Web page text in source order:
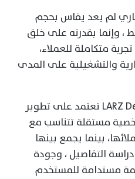
لم يعد يقاس بحجم
، وإنما بقدرته على خلق
متكاملة للعملاء،
والتشغيلية على المدى
وأوضح أن رؤية LARZ Developments تعتمد على تطوير
مستقلة تتناسب مع
بينما يجمع بينها
التفاصيل ، وجودة
مستدامة للمستخدم